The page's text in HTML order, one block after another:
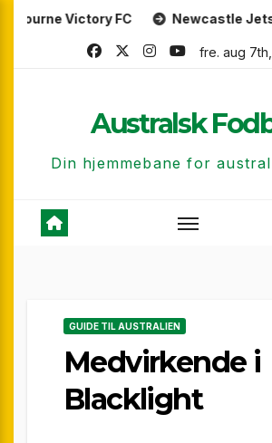
Skip
FC Newcastle Jets
fre. aug
Australsk
Din hjemmebane for
GUIDE TIL AUSTRALIEN
Medvirkende i
Blacklight